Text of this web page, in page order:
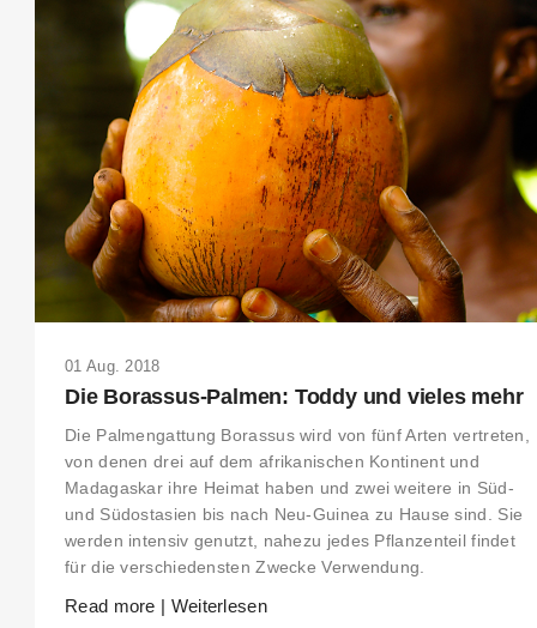
01 Aug. 2018
Die Borassus-Palmen: Toddy und vieles mehr
Die Palmengattung Borassus wird von fünf Arten vertreten,
von denen drei auf dem af­rikanischen Kontinent und
Madagaskar ihre Heimat haben und zwei weitere in Süd-
und Südostasien bis nach Neu-Guinea zu Hause sind. Sie
werden intensiv genutzt, nahezu jedes Pflanzenteil findet
für die ver­schiedensten Zwecke Verwendung.
Read more | Weiterlesen